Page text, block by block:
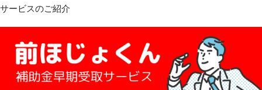
サービスのご紹介